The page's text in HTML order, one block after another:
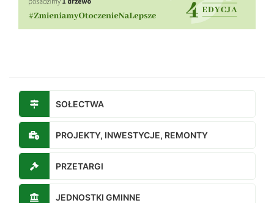
SOŁECTWA
PROJEKTY, INWESTYCJE, REMONTY
PRZETARGI
JEDNOSTKI GMINNE